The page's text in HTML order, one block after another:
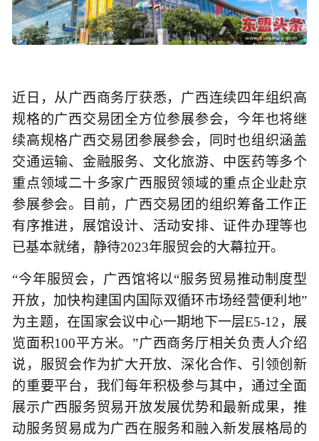
近日，从广西商务厅获悉，广西连续四年组织高
规格的广西交易团全方位参展参会，今年也将继
续高规格广西交易团参展参会，同时也组织涵盖
交通运输、金融服务、文化旅游、中医药等多个
重点领域二十多家广西服贸领域的重点企业赴京
参展参会。目前，广西交易团的组织筹备工作正
有序推进，展馆设计、活动安排、证件办理等也
已基本就绪，静待2023年服贸会的大幕拉开。
“今年服贸会，广西馆将以“服务贸易推动制度型
开放，加快构建国内国际双循环市场经营便利地”
为主题，在国家会议中心一期地下一层E5-12，展
览面积100平方米。”广西商务厅相关负责人介绍
说，服贸会作为扩大开放、深化合作、引领创新
的重要平台，我们每年积极参与其中，通过全面
展示广西服务贸易开放发展优势和最新成果，推
动服务贸易成为广西在服务和融入新发展格局的